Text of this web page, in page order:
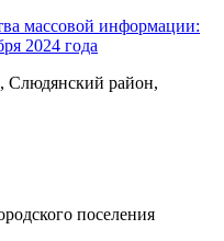
массовой информации:
2024 года
Слюдянский район,
поселения